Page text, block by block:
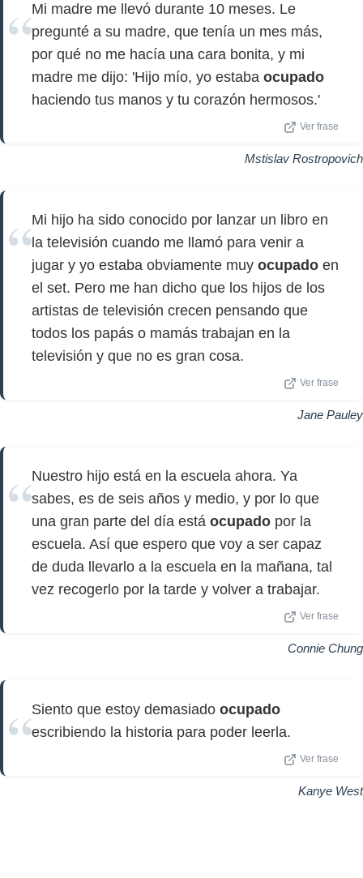
Mi madre me llevó durante 10 meses. Le
pregunté a su madre, que tenía un mes más,
por qué no me hacía una cara bonita, y mi
madre me dijo: 'Hijo mío, yo estaba ocupado
haciendo tus manos y tu corazón hermosos.'
Ver frase
Mstislav Rostropovich
Mi hijo ha sido conocido por lanzar un libro en
la televisión cuando me llamó para venir a
jugar y yo estaba obviamente muy ocupado en
el set. Pero me han dicho que los hijos de los
artistas de televisión crecen pensando que
todos los papás o mamás trabajan en la
televisión y que no es gran cosa.
Ver frase
Jane Pauley
Nuestro hijo está en la escuela ahora. Ya
sabes, es de seis años y medio, y por lo que
una gran parte del día está ocupado por la
escuela. Así que espero que voy a ser capaz
de duda llevarlo a la escuela en la mañana, tal
vez recogerlo por la tarde y volver a trabajar.
Ver frase
Connie Chung
Siento que estoy demasiado ocupado
escribiendo la historia para poder leerla.
Ver frase
Kanye West